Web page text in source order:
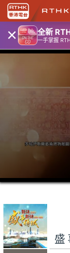
× 全新
一手掌握
0
seconds
minutes,
7
seconds
盛